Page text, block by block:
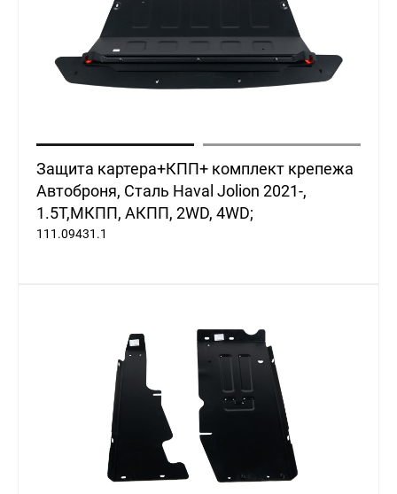
КОНТАКТЫ
00 74
Haval
Almaty
Защита картера+КПП+ комплект крепежа
Автоброня, Сталь Haval Jolion 2021-,
1.5Т,МКПП, АКПП, 2WD, 4WD;
111.09431.1